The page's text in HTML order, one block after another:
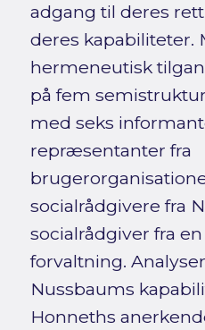
adgang til deres
deres kapabiliteter.
hermeneutisk
på fem
med seks
repræsentanter fra
socialrådgivere fra
socialrådgiver fra
forvaltning.
Nussbaums
Honneths